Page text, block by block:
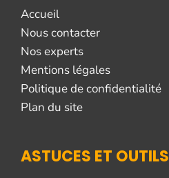
Accueil
Nous contacter
Nos experts
Mentions légales
Politique de confidentialité
Plan du site
ASTUCES ET OUTILS